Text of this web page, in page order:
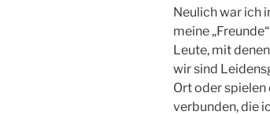
Neulich war ich
meine
Leute, mit
wir sind
Ort oder
verbunden, die